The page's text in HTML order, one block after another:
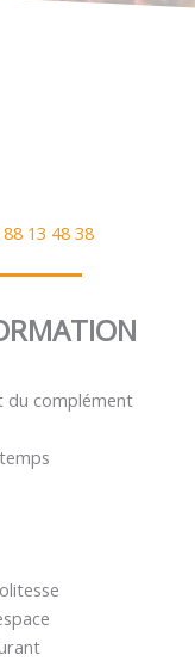
13 48 38
du complément